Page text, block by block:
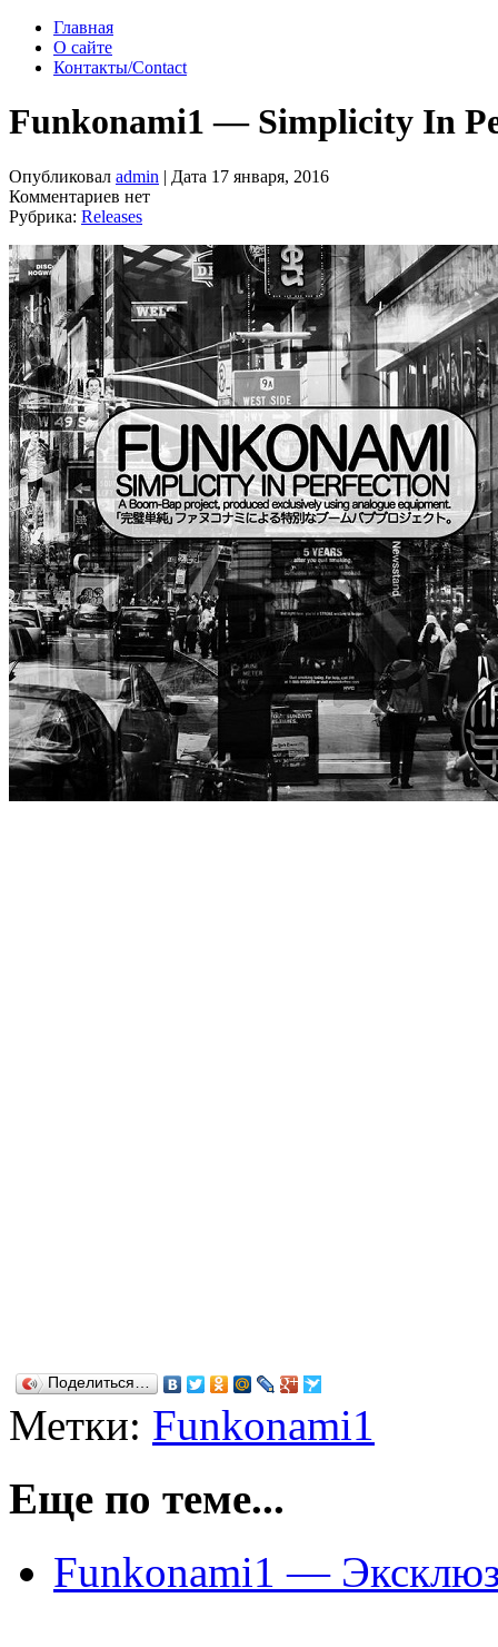
Главная
О сайте
Контакты/Contact
Funkonami1 — Simplicity In
Опубликовал admin | Дата 17 января, 2016
Комментариев нет
Рубрика: Releases
Поделиться…
Метки: Funkonami1
Еще по теме...
Funkonami1 —